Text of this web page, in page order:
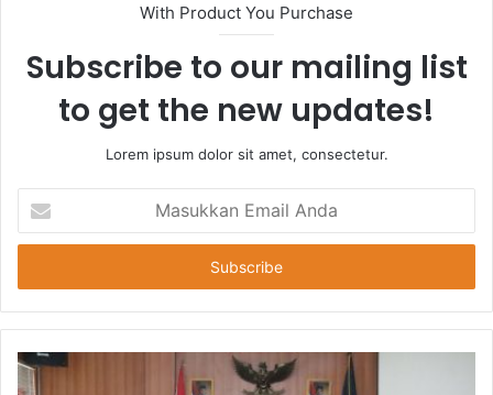
With Product You Purchase
Subscribe to our mailing list
to get the new updates!
Lorem ipsum dolor sit amet, consectetur.
Email
Anda